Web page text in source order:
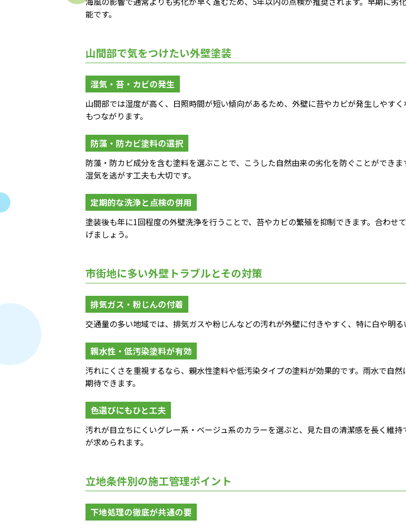
能です。
山間部で気をつけたい外壁塗装
湿気・苔・カビの発生
山間部では湿度が高く、日照時間が短い傾向があるため、外壁に苔やカビが発生しやす
もつながります。
防藻・防カビ塗料の選択
防藻・防カビ成分を含む塗料を選ぶことで、こうした自然由来の劣化を防ぐことができ
湿気を逃がす工夫も大切です。
定期的な洗浄と点検の併用
塗装後も年に1回程度の外壁洗浄を行うことで、苔やカビの繁殖を抑制できます。合わせ
げましょう。
市街地に多い外壁トラブルとその対策
排気ガス・粉じんの付着
交通量の多い地域では、排気ガスや粉じんなどの汚れが外壁に付きやすく、特に白や明る
親水性・低汚染塗料が有効
汚れにくさを重視するなら、親水性塗料や低汚染タイプの塗料が効果的です。雨水で自
期待できます。
色選びにもひと工夫
汚れが目立ちにくいグレー系・ベージュ系のカラーを選ぶと、見た目の清潔感を長く維
が求められます。
立地条件別の施工管理ポイント
下地処理の徹底が共通の要